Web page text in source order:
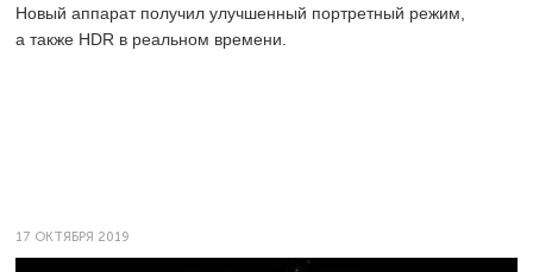
Новый аппарат получил улучшенный портретный режим,
а также HDR в реальном времени.
17 ОКТЯБРЯ 2019